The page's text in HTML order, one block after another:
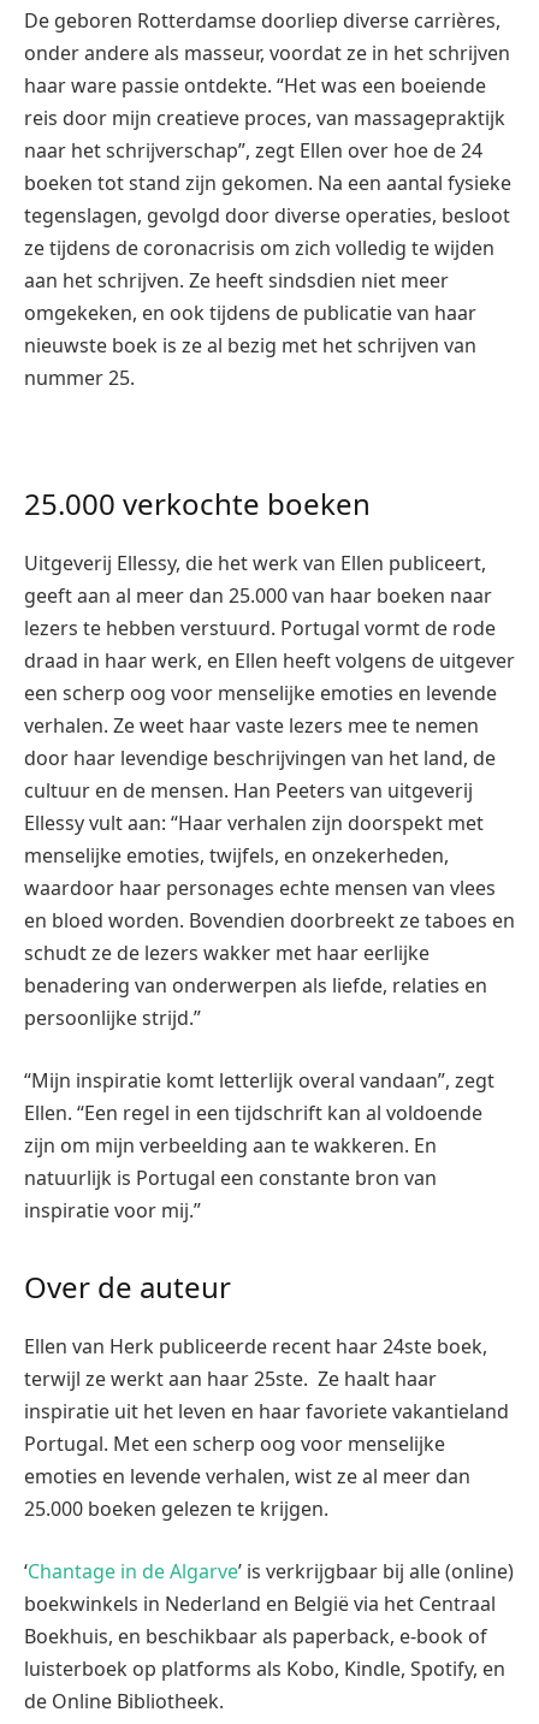
De geboren Rotterdamse doorliep diverse carrières,
onder andere als masseur, voordat ze in het schrijven
haar ware passie ontdekte. “Het was een boeiende
reis door mijn creatieve proces, van massagepraktijk
naar het schrijverschap”, zegt Ellen over hoe de 24
boeken tot stand zijn gekomen. Na een aantal fysieke
tegenslagen, gevolgd door diverse operaties, besloot
ze tijdens de coronacrisis om zich volledig te wijden
aan het schrijven. Ze heeft sindsdien niet meer
omgekeken, en ook tijdens de publicatie van haar
nieuwste boek is ze al bezig met het schrijven van
nummer 25.
25.000 verkochte boeken
Uitgeverij Ellessy, die het werk van Ellen publiceert,
geeft aan al meer dan 25.000 van haar boeken naar
lezers te hebben verstuurd. Portugal vormt de rode
draad in haar werk, en Ellen heeft volgens de uitgever
een scherp oog voor menselijke emoties en levende
verhalen. Ze weet haar vaste lezers mee te nemen
door haar levendige beschrijvingen van het land, de
cultuur en de mensen. Han Peeters van uitgeverij
Ellessy vult aan: “Haar verhalen zijn doorspekt met
menselijke emoties, twijfels, en onzekerheden,
waardoor haar personages echte mensen van vlees
en bloed worden. Bovendien doorbreekt ze taboes en
schudt ze de lezers wakker met haar eerlijke
benadering van onderwerpen als liefde, relaties en
persoonlijke strijd.”
“Mijn inspiratie komt letterlijk overal vandaan”, zegt
Ellen. “Een regel in een tijdschrift kan al voldoende
zijn om mijn verbeelding aan te wakkeren. En
natuurlijk is Portugal een constante bron van
inspiratie voor mij.”
Over de auteur
Ellen van Herk publiceerde recent haar 24ste boek,
terwijl ze werkt aan haar 25ste. Ze haalt haar
inspiratie uit het leven en haar favoriete vakantieland
Portugal. Met een scherp oog voor menselijke
emoties en levende verhalen, wist ze al meer dan
25.000 boeken gelezen te krijgen.
‘Chantage in de Algarve’ is verkrijgbaar bij alle (online)
boekwinkels in Nederland en België via het Centraal
Boekhuis, en beschikbaar als paperback, e-book of
luisterboek op platforms als Kobo, Kindle, Spotify, en
de Online Bibliotheek.